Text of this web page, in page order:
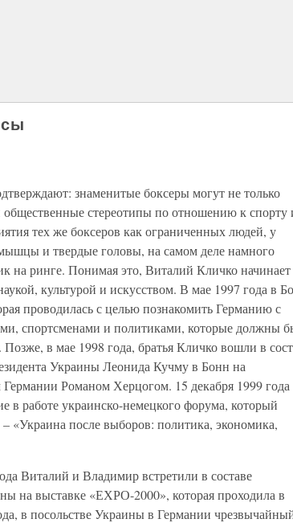
знаменитые боксеры могут не только
стереотипы по отношению к спорту
тех же боксеров как ограниченных людей, у
и твердые головы, на самом деле намного
на ринге. Понимая это, Виталий Кличко начинает
культурой и искусством. В мае 1997 года в
проводилась с целью познакомить Германию с
спортсменами и политиками, которые должны
в мае 1998 года, братья Кличко вошли в
Украины Леонида Кучму в Бонн на
Романом Херцогом. 15 декабря 1999 года
в работе украинско-немецкого форума, который
«Украина после выборов: политика, экономика,
Виталий и Владимир встретили в составе
на выставке «ЕХРО-2000», которая проходила в
в посольстве Украины в Германии